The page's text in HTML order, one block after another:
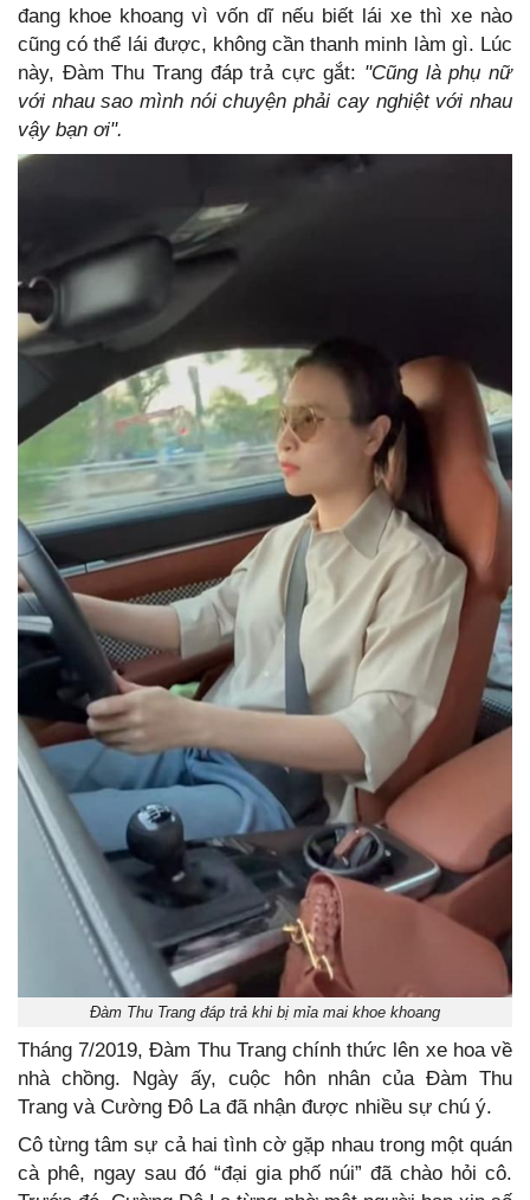
đang khoe khoang vì vốn dĩ nếu biết lái xe thì xe nào
cũng có thể lái được, không cần thanh minh làm gì. Lúc
này, Đàm Thu Trang đáp trả cực gắt: "Cũng là phụ nữ
với nhau sao mình nói chuyện phải cay nghiệt với nhau
vậy bạn ơi".
Đàm Thu Trang đáp trả khi bị mỉa mai khoe khoang
Tháng 7/2019, Đàm Thu Trang chính thức lên xe hoa về
nhà chồng. Ngày ấy, cuộc hôn nhân của Đàm Thu
Trang và Cường Đô La đã nhận được nhiều sự chú ý.
Cô từng tâm sự cả hai tình cờ gặp nhau trong một quán
cà phê, ngay sau đó “đại gia phố núi” đã chào hỏi cô.